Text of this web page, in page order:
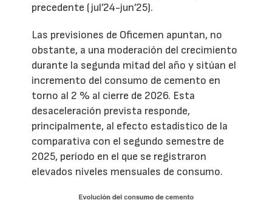
precedente (jul’24-jun’25).
Las previsiones de Oficemen apuntan, no
obstante, a una moderación del crecimiento
durante la segunda mitad del año y sitúan el
incremento del consumo de cemento en
torno al 2 % al cierre de 2026. Esta
desaceleración prevista responde,
principalmente, al efecto estadístico de la
comparativa con el segundo semestre de
2025, período en el que se registraron
elevados niveles mensuales de consumo.